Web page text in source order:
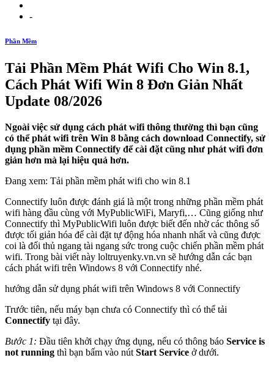
-
Phần Mềm
Tải Phần Mềm Phát Wifi Cho Win 8.1,
Cách Phát Wifi Win 8 Đơn Giản Nhất
Update 08/2026
Ngoài việc sử dụng cách phát wifi thông thường thì bạn cũng
có thể phát wifi trên Win 8 bằng cách download Connectify, sử
dụng phần mềm Connectify để cài đặt cũng như phát wifi đơn
giản hơn mà lại hiệu quả hơn.
Đang xem: Tải phần mềm phát wifi cho win 8.1
Connectify luôn được đánh giá là một trong những phần mềm phát
wifi hàng đầu cùng với MyPublicWiFi, Maryfi,… Cũng giống như
Connectify thì MyPublicWifi luôn được biết đến nhờ các thông số
được tối giản hóa để cài đặt tự động hóa nhanh nhất và cũng được
coi là đối thủ ngang tài ngang sức trong cuộc chiến phần mềm phát
wifi. Trong bài viết này loltruyenky.vn.vn sẽ hướng dẫn các bạn
cách phát wifi trên Windows 8 với Connectify nhé.
hướng dẫn sử dụng phát wifi trên Windows 8 với Connectify
Trước tiên, nếu máy bạn chưa có Connectify thì có thể tải
Connectify tại đây.
Bước 1: Đầu tiên khởi chạy ứng dụng, nếu có thông báo Service is
not running thì bạn bấm vào nút Start Service ở dưới.